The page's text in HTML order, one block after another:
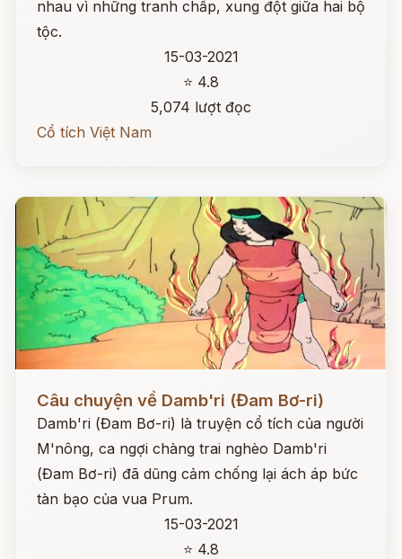
nhau vì những tranh chấp, xung đột giữa hai bộ
tộc.
15-03-2021
⭐ 4.8
5,074 lượt đọc
Cổ tích Việt Nam
Câu chuyện về Damb'ri (Đam Bơ-ri)
Damb'ri (Đam Bơ-ri) là truyện cổ tích của người
M'nông, ca ngợi chàng trai nghèo Damb'ri
(Đam Bơ-ri) đã dũng cảm chống lại ách áp bức
tàn bạo của vua Prum.
15-03-2021
⭐ 4.8